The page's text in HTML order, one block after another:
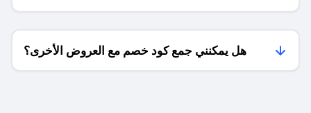
فقط؟
هل يمكنني جمع كود خصم مع العروض الأخرى؟